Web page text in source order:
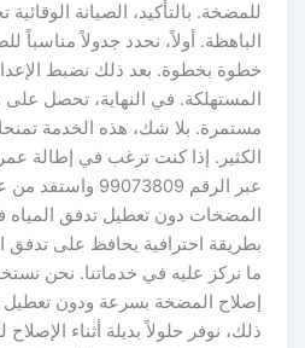
للمضخة. بالتأكيد، الصيانة
الباهظة. أولاً، نحدد جدولاً مناسباً
خطوة بخطوة. بعد ذلك نضبط
المستهلكة. في النهاية، تحصل
مستمرة. بلا شك، هذه الخدمة
الكثير. إذا كنت ترغب في إطالة
عبر الرقم
المضخات دون تعطيل تدفق المياه
بطريقة احترافية يحافظ على تدفق
ما نركز عليه في خدماتنا. نحن
إصلاح المضخة بسرعة ودون تعطيل
ذلك، نوفر حلولاً بديلة أثناء